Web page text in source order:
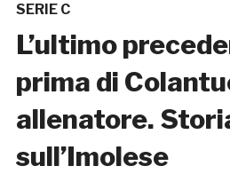
SERIE C
L’ultimo
prima di
allenatore.
sull’Imolese